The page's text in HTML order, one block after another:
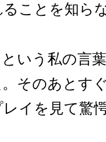
ことを知ら
という私の言
そのあとす
イを見て驚